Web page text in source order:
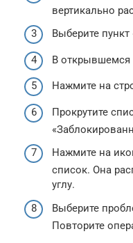
вертикально
Выберите пункт
В открывшемся
Нажмите на
Прокрутите
Нажмите на
список. Она
углу.
Выберите
Повторите